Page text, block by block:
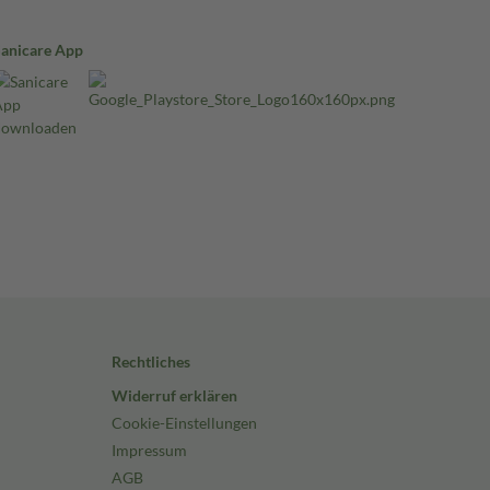
App
Rechtliches
Widerruf erklären
Cookie-Einstellungen
Impressum
AGB